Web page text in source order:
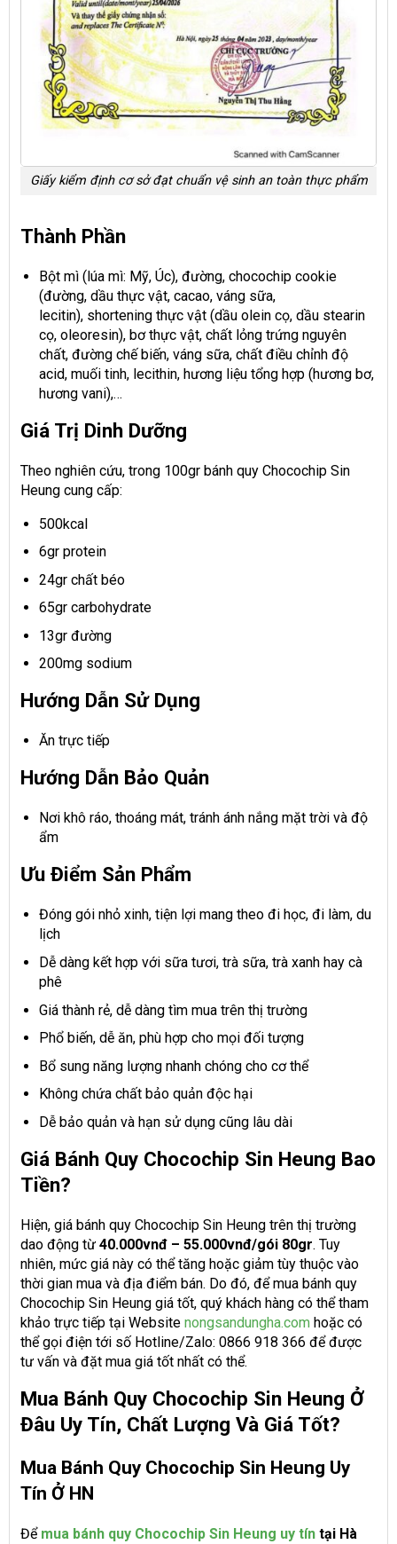
Giấy kiểm định cơ sở đạt chuẩn vệ sinh an toàn thực phẩm
Thành Phần
Bột mì (lúa mì: Mỹ, Úc), đường, chocochip cookie
(đường, dầu thực vật, cacao, váng sữa,
lecitin), shortening thực vật (dầu olein cọ, dầu stearin
cọ, oleoresin), bơ thực vật, chất lỏng trứng nguyên
chất, đường chế biến, váng sữa, chất điều chỉnh độ
acid, muối tinh, lecithin, hương liệu tổng hợp (hương bơ,
hương vani),…
Giá Trị Dinh Dưỡng
Theo nghiên cứu, trong 100gr bánh quy Chocochip Sin
Heung cung cấp:
500kcal
6gr protein
24gr chất béo
65gr carbohydrate
13gr đường
200mg sodium
Hướng Dẫn Sử Dụng
Ăn trực tiếp
Hướng Dẫn Bảo Quản
Nơi khô ráo, thoáng mát, tránh ánh nắng mặt trời và độ
ẩm
Ưu Điểm Sản Phẩm
Đóng gói nhỏ xinh, tiện lợi mang theo đi học, đi làm, du
lịch
Dễ dàng kết hợp với sữa tươi, trà sữa, trà xanh hay cà
phê
Giá thành rẻ, dễ dàng tìm mua trên thị trường
Phổ biến, dễ ăn, phù hợp cho mọi đối tượng
Bổ sung năng lượng nhanh chóng cho cơ thể
Không chứa chất bảo quản độc hại
Dễ bảo quản và hạn sử dụng cũng lâu dài
Giá Bánh Quy Chocochip Sin Heung Bao
Tiền?
Hiện, giá bánh quy Chocochip Sin Heung trên thị trường
dao động từ 40.000vnđ – 55.000vnđ/gói 80gr. Tuy
nhiên, mức giá này có thể tăng hoặc giảm tùy thuộc vào
thời gian mua và địa điểm bán. Do đó, để mua bánh quy
Chocochip Sin Heung giá tốt, quý khách hàng có thể tham
khảo trực tiếp tại Website nongsandungha.com hoặc có
thể gọi điện tới số Hotline/Zalo: 0866 918 366 để được
tư vấn và đặt mua giá tốt nhất có thể.
Mua Bánh Quy Chocochip Sin Heung Ở
Đâu Uy Tín, Chất Lượng Và Giá Tốt?
Mua Bánh Quy Chocochip Sin Heung Uy
Tín Ở HN
Để mua bánh quy Chocochip Sin Heung uy tín tại Hà